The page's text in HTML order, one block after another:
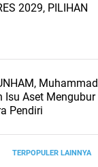
2029, PILIHAN
Isu Aset Mengubur
Pendiri
TERPOPULER LAINNYA